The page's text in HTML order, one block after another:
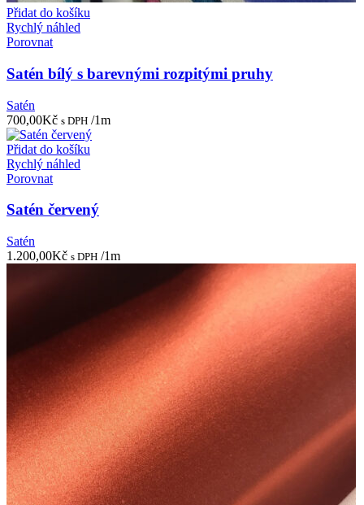
Přidat do košíku
Rychlý náhled
Porovnat
Satén bílý s barevnými rozpitými pruhy
Satén
700,00Kč s DPH /1m
Přidat do košíku
Rychlý náhled
Porovnat
Satén červený
Satén
1.200,00Kč s DPH /1m